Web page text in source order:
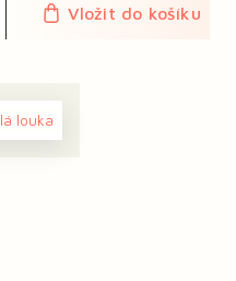
Vložit do košíku